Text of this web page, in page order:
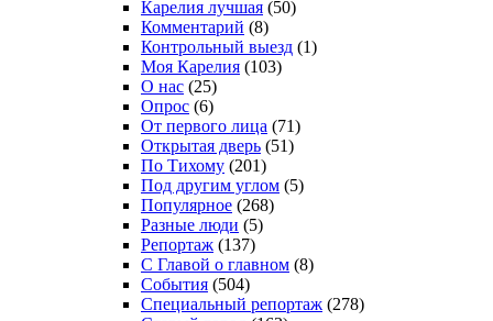
Карелия лучшая (50)
Комментарий (8)
Контрольный выезд (1)
Моя Карелия (103)
О нас (25)
Опрос (6)
От первого лица (71)
Открытая дверь (51)
По Тихому (201)
Под другим углом (5)
Популярное (268)
Разные люди (5)
Репортаж (137)
С Главой о главном (8)
События (504)
Специальный репортаж (278)